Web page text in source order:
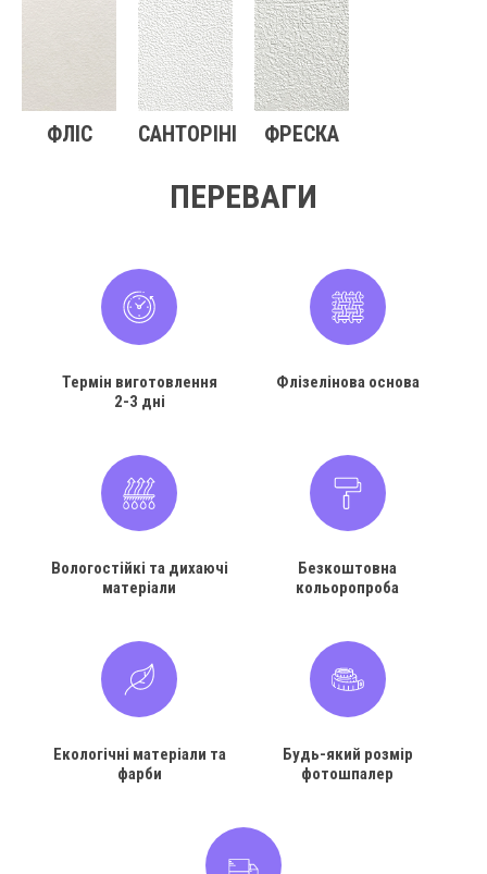
ФЛІС САНТОРІНІ ФРЕСКА
ПЕРЕВАГИ
Термін виготовлення
2-3 дні
Флізелінова основа
Вологостійкі та дихаючі
матеріали
Безкоштовна
кольоропроба
Екологічні матеріали та
фарби
Будь-який розмір
фотошпалер